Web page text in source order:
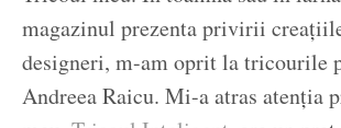
magazinul prezenta privirii
designeri, m-am oprit la tricourile
Andreea Raicu. Mi-a atras atenția